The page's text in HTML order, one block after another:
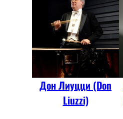
Дон Лиуцци (Don
Liuzzi)